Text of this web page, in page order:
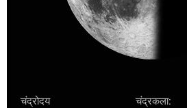
चंद्रोदय चंद्रकला: